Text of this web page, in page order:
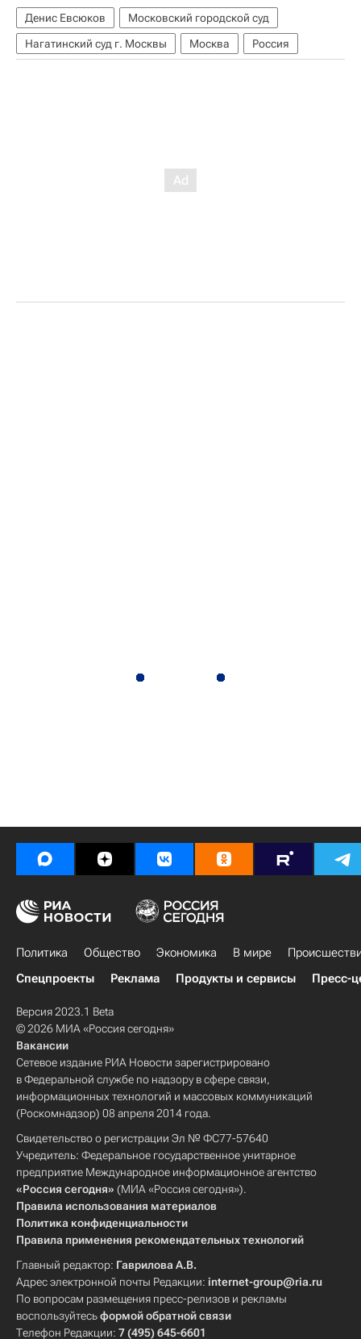
Денис Евсюков
Московский городской суд
Нагатинский суд г. Москвы
Москва Россия
Политика Общество Экономика В мире
Спецпроекты
Реклама Продукты и сервисы Пресс-
Версия 2023.1 Beta
© 2026 МИА «Россия сегодня»
Вакансии
Сетевое издание РИА Новости зарегистрировано
в Федеральной службе по надзору в сфере связи,
информационных технологий и массовых коммуникаций
(Роскомнадзор) 08 апреля 2014 года.
Свидетельство о регистрации Эл № ФС77-57640
Учредитель: Федеральное государственное унитарное
предприятие Международное информационное агентство
«Россия сегодня» (МИА «Россия сегодня»).
Правила использования материалов
Политика конфиденциальности
Правила применения рекомендательных технологий
Главный редактор: Гаврилова А.В.
Адрес электронной почты Редакции: internet-group@ria.ru
По вопросам размещения пресс-релизов и рекламы
воспользуйтесьформой обратной связи
Телефон Редакции: 7 (495) 645-6601